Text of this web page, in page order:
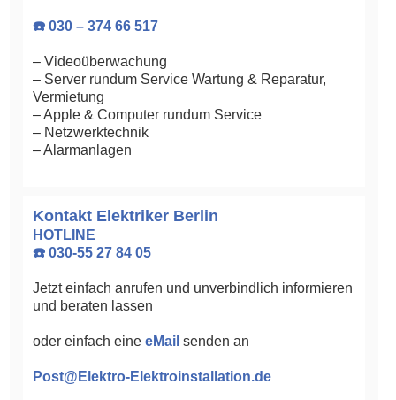
☎️ 030 – 374 66 517
– Videoüberwachung
– Server rundum Service Wartung & Reparatur,
Vermietung
– Apple & Computer rundum Service
– Netzwerktechnik
– Alarmanlagen
Kontakt Elektriker Berlin
HOTLINE
☎️ 030-55 27 84 05
Jetzt einfach anrufen und unverbindlich informieren
und beraten lassen
oder einfach eine eMail senden an
Post@Elektro-Elektroinstallation.de